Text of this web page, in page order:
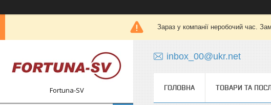
Зараз у компанії неробочий час.
Fortuna-SV
inbox_00@ukr.net
ГОЛОВНА ТОВАРИ ТА